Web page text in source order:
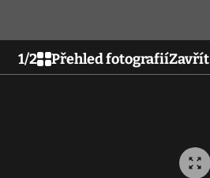
1/2 Přehled fotografiíZavřít